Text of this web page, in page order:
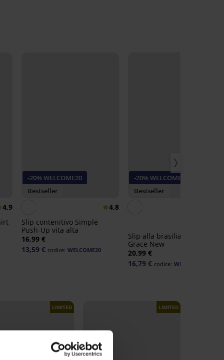
4,9
-20% WELCOME20
Bestseller
4,8
Slip contenitivo Simple
Push-Up vita alta
16,99 €
13,59 € codice: WELCOME20
-20% WELCOME20
Bestseller
Slip alla brasiliana Lady
Grace New
20,99 €
16,79 € codice: WELCOME20
LIMITED LIMITED